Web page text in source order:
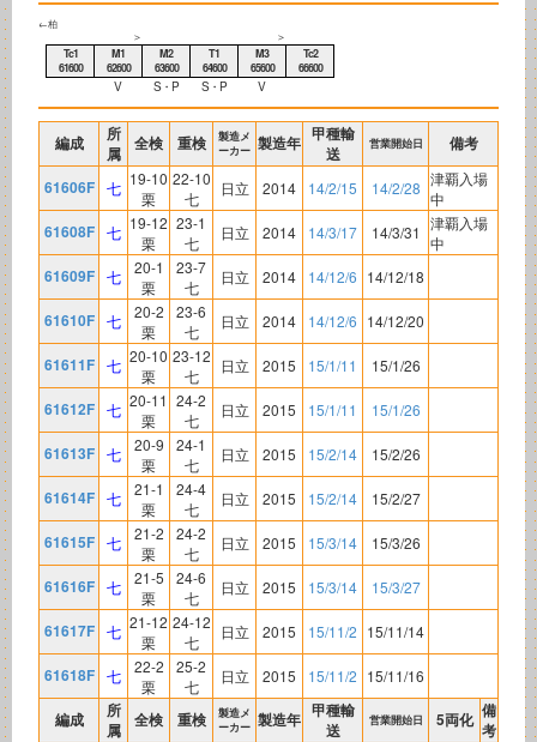
←柏
＞
＞
Tc1
61600
M1
62600
M2
63600
T1
64600
M3
65600
Tc2
66600
V S・P S・P V
編成
所
属
全検 重検
製造メ
ーカー 製造年 甲種輸
送
営業開始日 備考
61606F 七 19-10
栗
22-10
七
日立 2014 14/2/15 14/2/28 津覇入場
中
61608F 七 19-12
栗
23-1
七
日立 2014 14/3/17 14/3/31 津覇入場
中
61609F 七
20-1
栗
23-7
七
日立 2014 14/12/6 14/12/18
61610F 七
20-2
栗
23-6
七
日立 2014 14/12/6 14/12/20
61611F 七 20-10
栗
23-12
七
日立 2015 15/1/11 15/1/26
61612F 七 20-11
栗
24-2
七
日立 2015 15/1/11 15/1/26
61613F 七
20-9
栗
24-1
七
日立 2015 15/2/14 15/2/26
61614F 七
21-1
栗
24-4
七
日立 2015 15/2/14 15/2/27
61615F 七
21-2
栗
24-2
七
日立 2015 15/3/14 15/3/26
61616F 七
21-5
栗
24-6
七
日立 2015 15/3/14 15/3/27
61617F 七 21-12
栗
24-12
七
日立 2015 15/11/2 15/11/14
61618F 七
22-2
栗
25-2
七
日立 2015 15/11/2 15/11/16
編成
所
属
全検 重検
製造メ
ーカー 製造年 甲種輸
送
営業開始日 5両化 備
考